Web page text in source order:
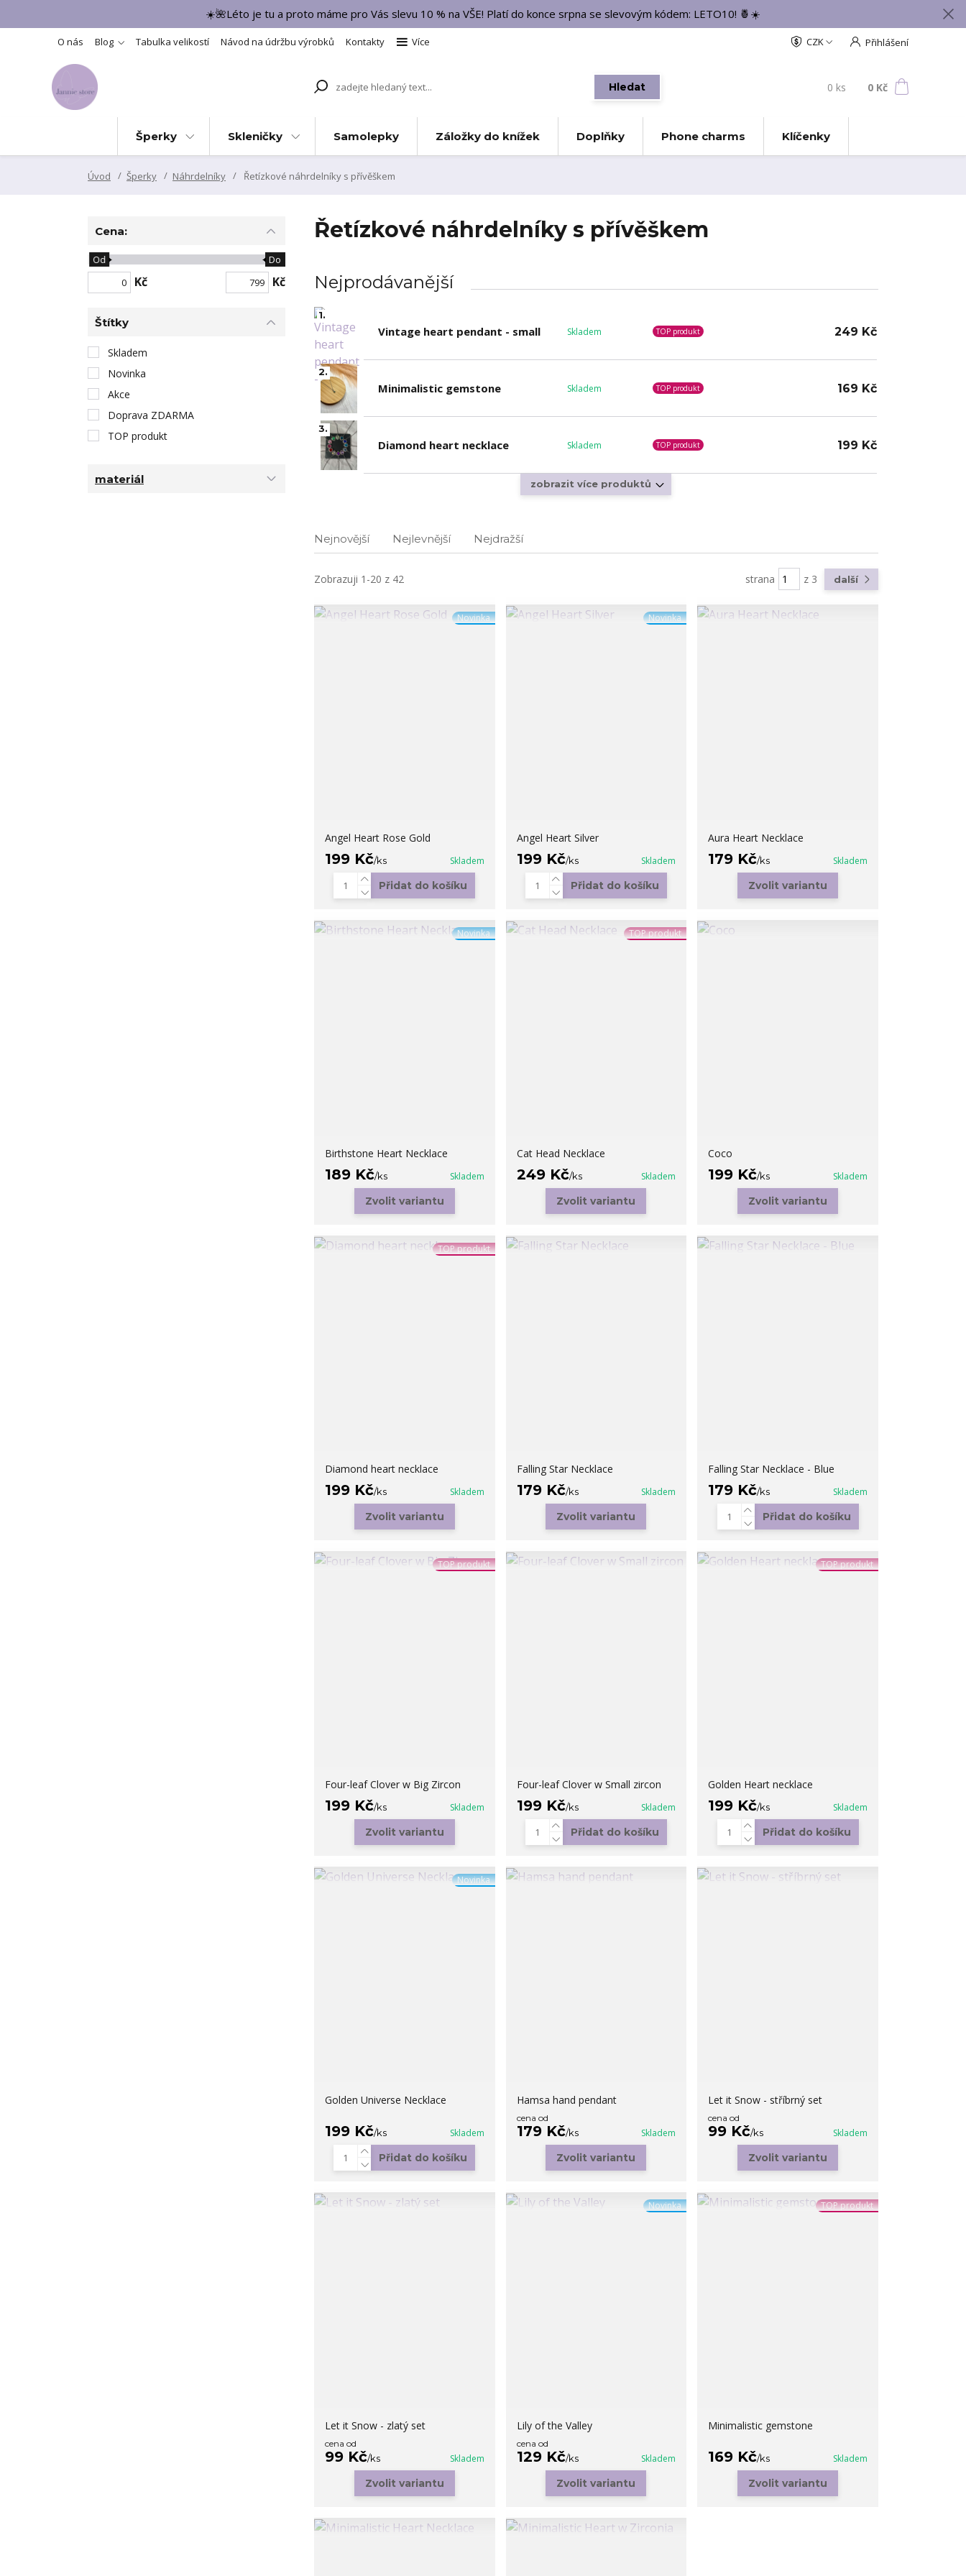
☀️🌺Léto je tu a proto máme pro Vás slevu 10 % na VŠE! Platí do konce srpna se slevovým kódem: LETO10! 🍍☀️
O nás Blog Tabulka velikostí Návod na údržbu výrobků Kontakty Více CZK Přihlášení
Hledat 0 ks 0 Kč
Šperky Skleničky Samolepky Záložky do knížek Doplňky Phone charms Klíčenky
Úvod Šperky Náhrdelníky Řetízkové náhrdelníky s přívěškem
Řetízkové náhrdelníky s přívěškem
Nejprodávanější
1.
Vintage heart pendant - small Skladem TOP produkt 249 Kč
2.
Minimalistic gemstone Skladem TOP produkt 169 Kč
3.
Diamond heart necklace Skladem TOP produkt 199 Kč
zobrazit více produktů
Nejnovější Nejlevnější Nejdražší
Zobrazuji 1-20 z 42 strana z 3 další
Novinka
Angel Heart Rose Gold
199 Kč/ks Skladem
Přidat do košíku
Novinka
Angel Heart Silver
199 Kč/ks Skladem
Přidat do košíku
Aura Heart Necklace
179 Kč/ks Skladem
Zvolit variantu
Novinka
Birthstone Heart Necklace
189 Kč/ks Skladem
Zvolit variantu
TOP produkt
Cat Head Necklace
249 Kč/ks Skladem
Zvolit variantu
Coco
199 Kč/ks Skladem
Zvolit variantu
TOP produkt
Diamond heart necklace
199 Kč/ks Skladem
Zvolit variantu
Falling Star Necklace
179 Kč/ks Skladem
Zvolit variantu
Falling Star Necklace - Blue
179 Kč/ks Skladem
Přidat do košíku
TOP produkt
Four-leaf Clover w Big Zircon
199 Kč/ks Skladem
Zvolit variantu
Four-leaf Clover w Small zircon
199 Kč/ks Skladem
Přidat do košíku
TOP produkt
Golden Heart necklace
199 Kč/ks Skladem
Přidat do košíku
Novinka
Golden Universe Necklace
199 Kč/ks Skladem
Přidat do košíku
Hamsa hand pendant
cena od
179 Kč/ks Skladem
Zvolit variantu
Let it Snow - stříbrný set
cena od
99 Kč/ks Skladem
Zvolit variantu
Let it Snow - zlatý set
cena od
99 Kč/ks Skladem
Zvolit variantu
Novinka
Lily of the Valley
cena od
129 Kč/ks Skladem
Zvolit variantu
TOP produkt
Minimalistic gemstone
169 Kč/ks Skladem
Zvolit variantu
Cena:
Kč
Od Do
Kč
Štítky
Skladem
Novinka
Akce
Doprava ZDARMA
TOP produkt
materiál